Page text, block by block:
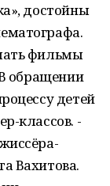
достойны
фильмы
обращении
детей
классов. -
Вахитова.